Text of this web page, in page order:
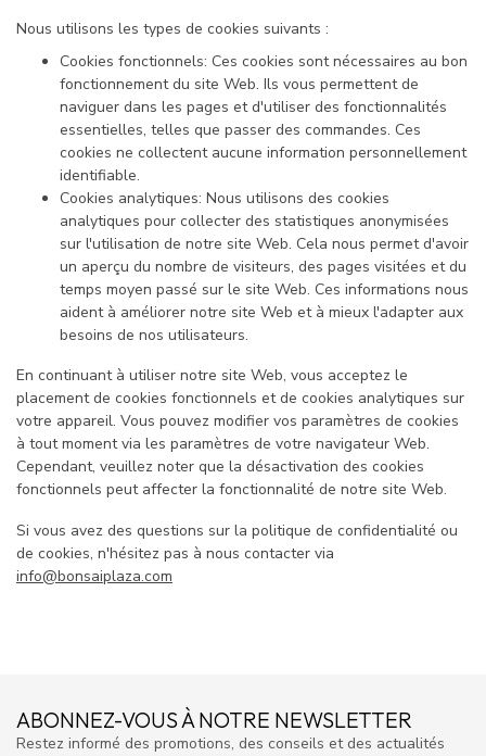
Nous utilisons les types de cookies suivants :
Cookies fonctionnels: Ces cookies sont nécessaires au bon
fonctionnement du site Web. Ils vous permettent de
naviguer dans les pages et d'utiliser des fonctionnalités
essentielles, telles que passer des commandes. Ces
cookies ne collectent aucune information personnellement
identifiable.
Cookies analytiques: Nous utilisons des cookies
analytiques pour collecter des statistiques anonymisées
sur l'utilisation de notre site Web. Cela nous permet d'avoir
un aperçu du nombre de visiteurs, des pages visitées et du
temps moyen passé sur le site Web. Ces informations nous
aident à améliorer notre site Web et à mieux l'adapter aux
besoins de nos utilisateurs.
En continuant à utiliser notre site Web, vous acceptez le
placement de cookies fonctionnels et de cookies analytiques sur
votre appareil. Vous pouvez modifier vos paramètres de cookies
à tout moment via les paramètres de votre navigateur Web.
Cependant, veuillez noter que la désactivation des cookies
fonctionnels peut affecter la fonctionnalité de notre site Web.
Si vous avez des questions sur la politique de confidentialité ou
de cookies, n'hésitez pas à nous contacter via
info@bonsaiplaza.com
ABONNEZ-VOUS À NOTRE NEWSLETTER
Restez informé des promotions, des conseils et des actualités